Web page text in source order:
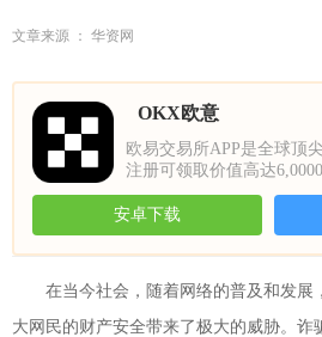
文章来源 ： 华资网
OKX欧意
欧易交易所APP是全球顶
注册可领取价值高达
安卓下载
在当今社会，随着网络的普及和发展
大网民的财产安全带来了极大的威胁。诈